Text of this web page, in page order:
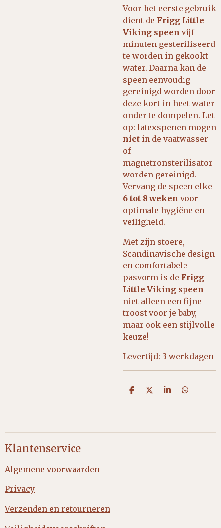
Voor het eerste gebruik
dient de Frigg Little
Viking speen vijf
minuten gesteriliseerd
te worden in gekookt
water. Daarna kan de
speen eenvoudig
gereinigd worden door
deze kort in heet water
onder te dompelen. Let
op: latexspenen mogen
niet in de vaatwasser
of
magnetronsterilisator
worden gereinigd.
Vervang de speen elke
6 tot 8 weken voor
optimale hygiëne en
veiligheid.
Met zijn stoere,
Scandinavische design
en comfortabele
pasvorm is de Frigg
Little Viking speen
niet alleen een fijne
troost voor je baby,
maar ook een stijlvolle
keuze!
Levertijd: 3 werkdagen
D
D
S
D
Klantenservice
Algemene voorwaarden
Privacy
Verzenden en retourneren